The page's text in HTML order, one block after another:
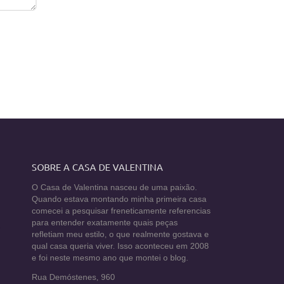
SOBRE A CASA DE VALENTINA
O Casa de Valentina nasceu de uma paixão.
Quando estava montando minha primeira casa
comecei a pesquisar freneticamente referencias
para entender exatamente quais peças
refletiam meu estilo, o que realmente gostava e
qual casa queria viver. Isso aconteceu em 2008
e foi neste mesmo ano que montei o blog.
Rua Demóstenes, 960